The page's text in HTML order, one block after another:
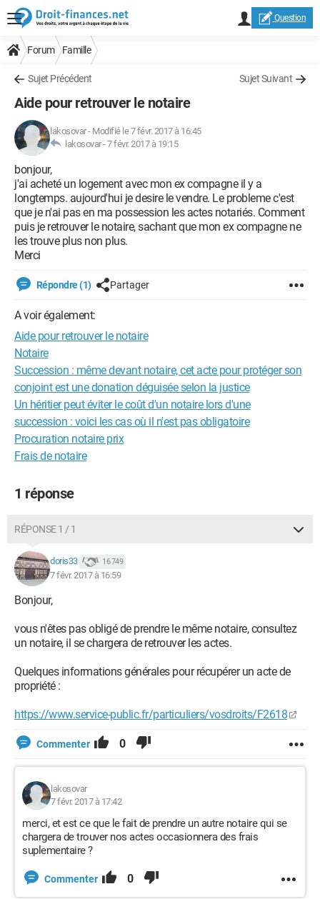
Question
Forum Famille
Sujet Précédent Sujet Suivant
Aide pour retrouver le notaire
lakosovar- Modifié le 7 févr. 2017 à 16:45
lakosovar -7 févr. 2017 à 19:15
bonjour,
j'ai acheté un logement avec mon ex compagne il y a
longtemps. aujourd'hui je desire le vendre. Le probleme c'est
que je n'ai pas en ma possession les actes notariés. Comment
puis je retrouver le notaire, sachant que mon ex compagne ne
les trouve plus non plus.
Merci
Répondre (1) Partager
A voir également:
Aide pour retrouver le notaire
Notaire
Succession : même devant notaire, cet acte pour protéger son
conjoint est une donation déguisée selon la justice
Un héritier peut éviter le coût d'un notaire lors d'une
succession : voici les cas où il n'est pas obligatoire
Procuration notaire prix
Frais de notaire
1 réponse
RÉPONSE 1 / 1
doris33 16 749
7 févr. 2017 à 16:59
Bonjour,
vous n'êtes pas obligé de prendre le même notaire, consultez
un notaire, il se chargera de retrouver les actes.
Quelques informations générales pour récupérer un acte de
propriété :
https://www.service-public.fr/particuliers/vosdroits/F2618
Commenter 0
lakosovar
7 févr. 2017 à 17:42
merci, et est ce que le fait de prendre un autre notaire qui se
chargera de trouver nos actes occasionnera des frais
suplementaire ?
Commenter 0